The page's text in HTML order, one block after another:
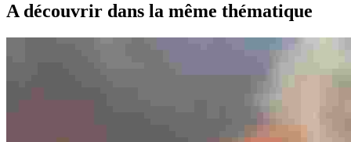
A découvrir dans la même thématique